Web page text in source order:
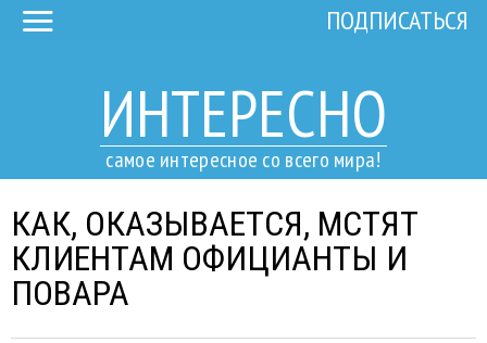
ИНТЕРЕСНО
самое интересное со всего мира!
ПОДПИСАТЬСЯ
КАК, ОКАЗЫВАЕТСЯ, МСТЯТ
КЛИЕНТАМ ОФИЦИАНТЫ И
ПОВАРА